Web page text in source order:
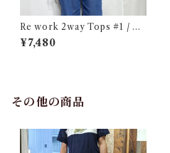
Re work 2way Tops #1 / リ
ワーク 2way トップス 古着
¥7,480
その他の商品